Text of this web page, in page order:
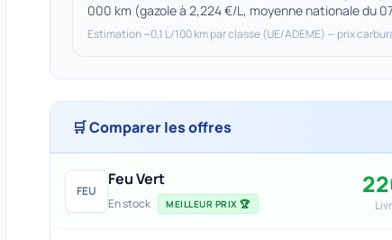
000 km (gazole à 2,224 €/L, moyenne nationale du
Estimation ~0,1 L/100 km par classe (UE/ADEME) — prix
🛒 Comparer les offres
FEU
Feu Vert
En stock MEILLEUR PRIX 🏆